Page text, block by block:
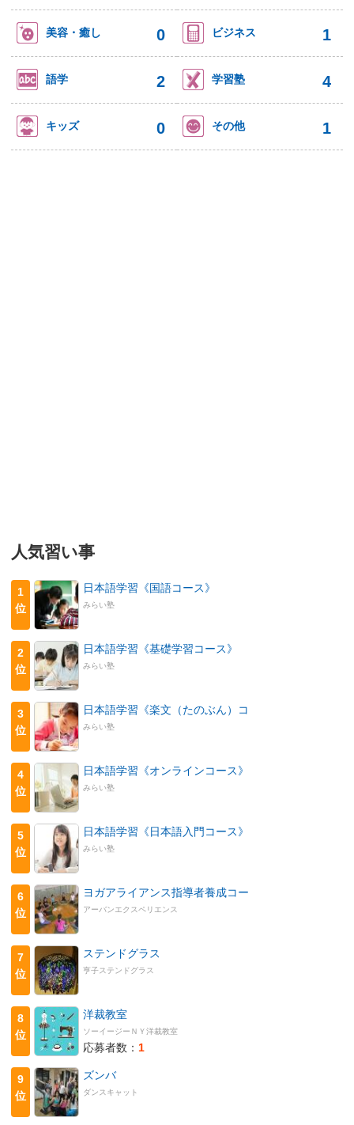
美容・癒し 0 ビジネス 1
語学 2 学習塾 4
キッズ 0 その他 1
人気習い事
1
位
日本語学習《国語コース》
みらい塾
2
位
日本語学習《基礎学習コース》
みらい塾
3
位
日本語学習《楽文（たのぶん）コ
みらい塾
4
位
日本語学習《オンラインコース》
みらい塾
5
位
日本語学習《日本語入門コース》
みらい塾
6
位
ヨガアライアンス指導者養成コー
アーバンエクスペリエンス
7
位
ステンドグラス
亨子ステンドグラス
8
位
洋裁教室
ソーイージーＮＹ洋裁教室
応募者数： 1
9
位
ズンバ
ダンスキャット